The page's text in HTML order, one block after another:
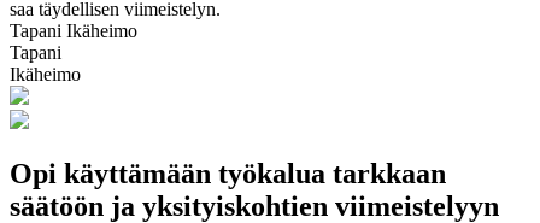
saa täydellisen viimeistelyn.
Tapani Ikäheimo
Tapani
Ikäheimo
Opi käyttämään työkalua tarkkaan
säätöön ja yksityiskohtien viimeistelyyn